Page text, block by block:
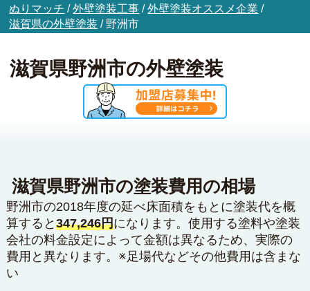
ぬりマッチ /外壁塗装工事 /外壁塗装オススメ企業 /
滋賀県の外壁塗装 / 野洲市
滋賀県野洲市の外壁塗装
滋賀県野洲市の塗装費用の相場
野洲市の2018年度の延べ床面積をもとに塗装代を概
算すると 347,246円になります。使用する塗料や塗装
会社の料金設定によって金額は異なるため、実際の
費用と異なります。※足場代などその他費用は含まな
い